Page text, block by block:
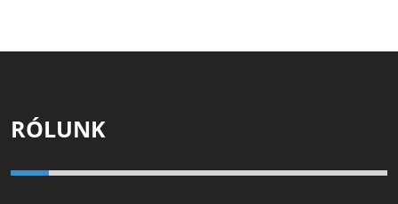
RÓLUNK